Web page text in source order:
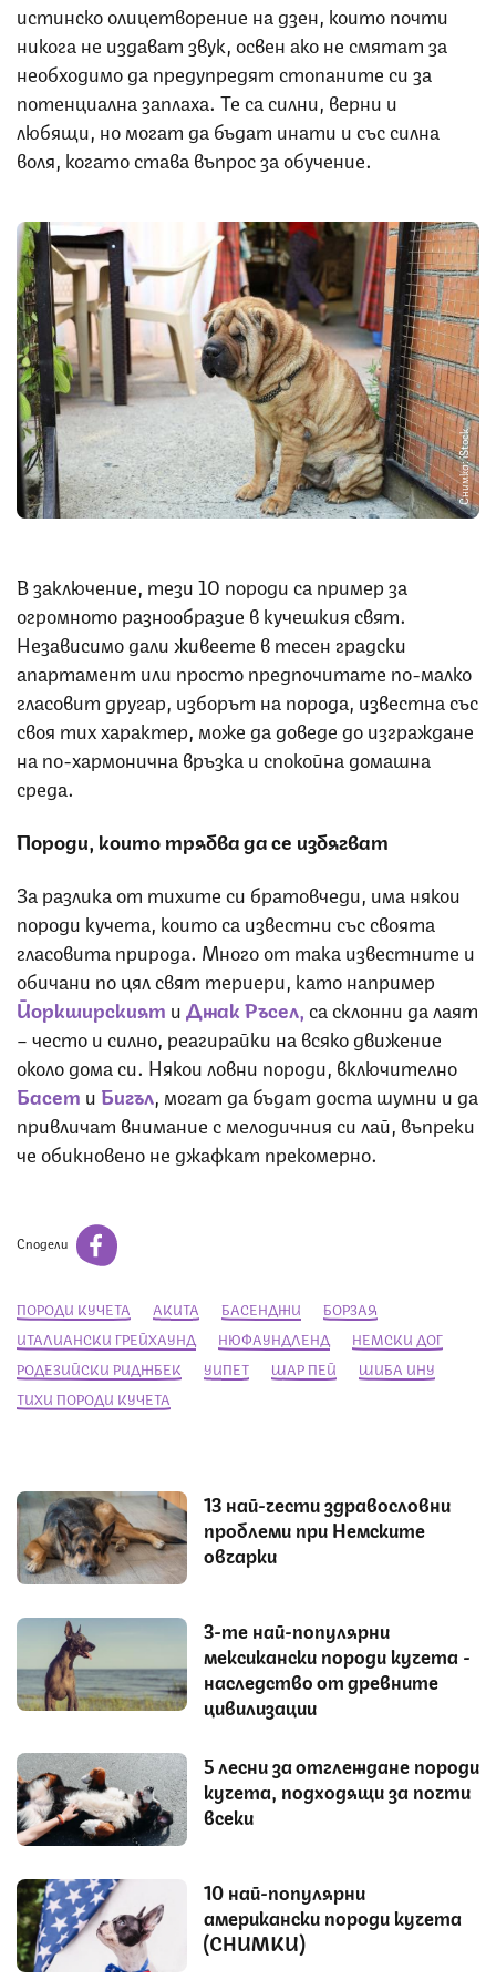
истинско олицетворение на дзен, които почти
никога не издават звук, освен ако не смятат за
необходимо да предупредят стопаните си за
потенциална заплаха. Те са силни, верни и
любящи, но могат да бъдат инати и със силна
воля, когато става въпрос за обучение.
Снимка: iStock
В заключение, тези 10 породи са пример за
огромното разнообразие в кучешкия свят.
Независимо дали живеете в тесен градски
апартамент или просто предпочитате по-малко
гласовит другар, изборът на порода, известна със
своя тих характер, може да доведе до изграждане
на по-хармонична връзка и спокойна домашна
среда.
Породи, които трябва да се избягват
За разлика от тихите си братовчеди, има някои
породи кучета, които са известни със своята
гласовита природа. Много от така известните и
обичани по цял свят териери, като например
Йоркширският и Джак Ръсел, са склонни да лаят
– често и силно, реагирайки на всяко движение
около дома си. Някои ловни породи, включително
Басет и Бигъл , могат да бъдат доста шумни и да
привличат внимание с мелодичния си лай, въпреки
че обикновено не джафкат прекомерно.
Сподели
ПОРОДИ КУЧЕТА АКИТА БАСЕНДЖИ
БОРЗАЯ
ИТАЛИАНСКИ ГРЕЙХАУНД
НЮФАУНДЛЕНД
НЕМСКИ ДОГ
РОДЕЗИЙСКИ РИДЖБЕК
УИПЕТ ШАР ПЕЙ
ШИБА ИНУ
ТИХИ ПОРОДИ КУЧЕТА
13 най-чести здравословни
проблеми при Немските
овчарки
3-те най-популярни
мексикански породи кучета -
наследство от древните
цивилизации
5 лесни за отглеждане породи
кучета, подходящи за почти
всеки
10 най-популярни
американски породи кучета
(СНИМКИ)